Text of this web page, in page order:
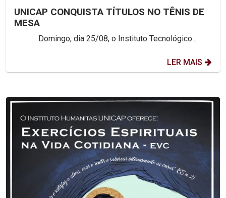
UNICAP CONQUISTA TÍTULOS NO TÊNIS DE
MESA
Domingo, dia 25/08, o Instituto Tecnológico...
LER MAIS